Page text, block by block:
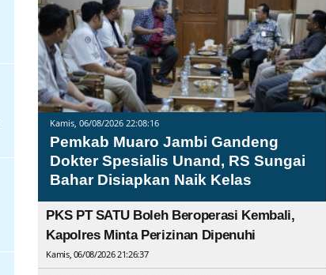
Kamis, 06/08/2026 22:08:16
Pemkab Muaro Jambi Gandeng
Dokter Spesialis Unand, RS Sungai
Bahar Disiapkan Naik Kelas
PKS PT SATU Boleh Beroperasi Kembali,
Kapolres Minta Perizinan Dipenuhi
Kamis, 06/08/2026 21:26:37